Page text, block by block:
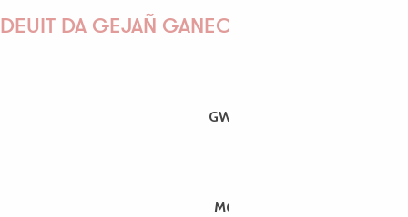
DEUIT DA GEJAÑ GANEOMP !
GWENAËLLE
MORGANE